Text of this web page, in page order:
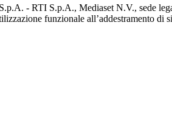
- RTI S.p.A., Mediaset N.V., sede
funzionale all’addestramento di